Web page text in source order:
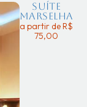
Suíte
Marselha
a partir de R$
75,00